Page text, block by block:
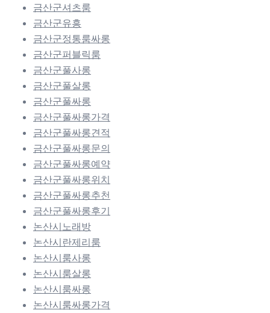
금산군셔츠룸
금산군유흥
금산군정통룸싸롱
금산군퍼블릭룸
금산군풀사롱
금산군풀살롱
금산군풀싸롱
금산군풀싸롱가격
금산군풀싸롱견적
금산군풀싸롱문의
금산군풀싸롱예약
금산군풀싸롱위치
금산군풀싸롱추천
금산군풀싸롱후기
논산시노래방
논산시란제리룸
논산시룸사롱
논산시룸살롱
논산시룸싸롱
논산시룸싸롱가격